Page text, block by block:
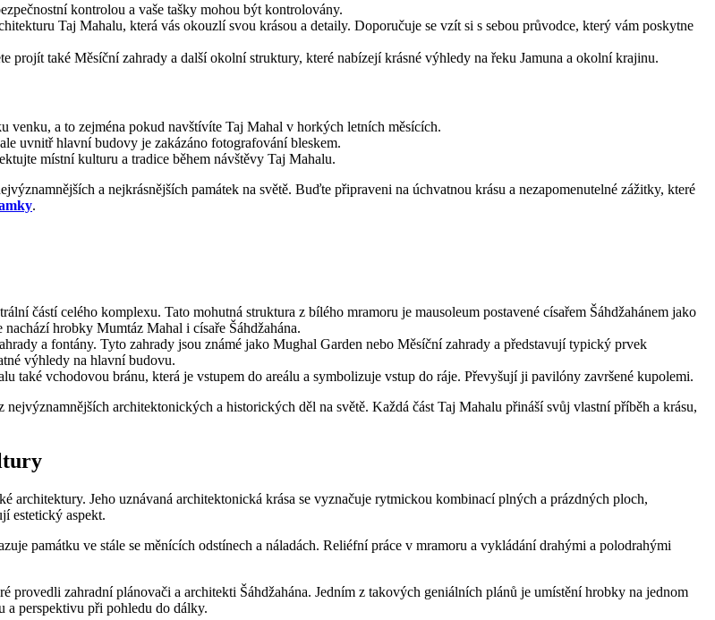
kontrolou a vaše tašky mohou být kontrolovány.
Taj Mahalu, která vás okouzlí svou krásou a detaily. Doporučuje se vzít si s sebou průvodce, který vám poskytne
projít také Měsíční zahrady a další okolní struktury, které nabízejí krásné výhledy na řeku Jamuna a okolní krajinu.
venku, a to zejména pokud navštívíte Taj Mahal v horkých letních měsících.
uvnitř hlavní budovy je zakázáno fotografování bleskem.
místní kulturu a tradice během návštěvy Taj Mahalu.
a nejkrásnějších památek na světě. Buďte připraveni na úchvatnou krásu a nezapomenutelné zážitky, které
.
částí celého komplexu. Tato mohutná struktura z bílého mramoru je mausoleum postavené císařem Šáhdžahánem jako
hrobky Mumtáz Mahal i císaře Šáhdžahána.
a fontány. Tyto zahrady jsou známé jako Mughal Garden nebo Měsíční zahrady a představují typický prvek
výhledy na hlavní budovu.
také vchodovou bránu, která je vstupem do areálu a symbolizuje vstup do ráje. Převyšují ji pavilóny završené kupolemi.
architektonických a historických děl na světě. Každá část Taj Mahalu přináší svůj vlastní příběh a krásu,
architektury. Jeho uznávaná architektonická krása se vyznačuje rytmickou kombinací plných a prázdných ploch,
estetický aspekt.
památku ve stále se měnících odstínech a náladách. Reliéfní práce v mramoru a vykládání drahými a polodrahými
zahradní plánovači a architekti Šáhdžahána. Jedním z takových geniálních plánů je umístění hrobky na jednom
a perspektivu při pohledu do dálky.